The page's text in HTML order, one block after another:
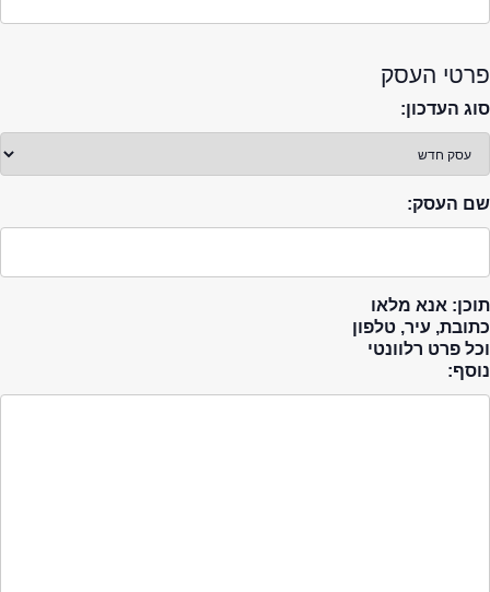
פרטי העסק
סוג העדכון:
שם העסק:
תוכן: אנא מלאו
כתובת, עיר, טלפון
וכל פרט רלוונטי
נוסף: